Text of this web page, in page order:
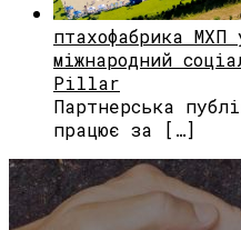
птахофабрика МХП
міжнародний
Pillar
Партнерська
працює за […]